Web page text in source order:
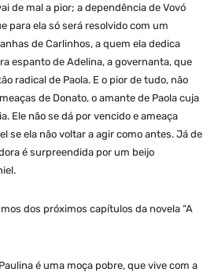
de mal a pior; a dependência de Vovó
para ela só será resolvido com um
de Carlinhos, a quem ela dedica
espanto de Adelina, a governanta, que
radical de Paola. E o pior de tudo, não
de Donato, o amante de Paola cuja
Ele não se dá por vencido e ameaça
se ela não voltar a agir como antes. Já de
é surpreendida por um beijo
dos próximos capítulos da novela “A
é uma moça pobre, que vive com a